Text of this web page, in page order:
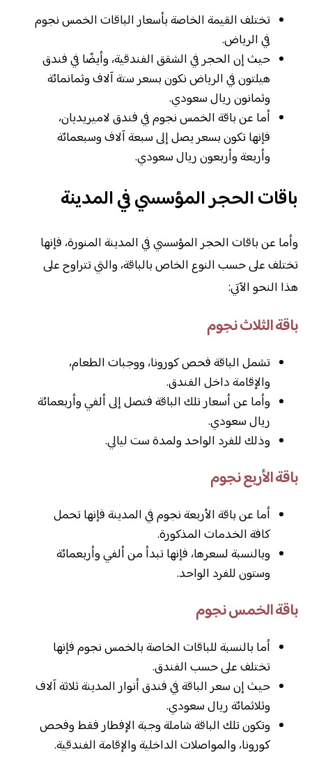
تختلف القيمة الخاصة بأسعار الباقات الخمس نجوم
في الرياض.
حيث إن الحجر في الشقق الفندقية، وأيضًا في فندق
هيلتون في الرياض نكون بسعر ستة آلاف وثمانمائة
وثمانون ريال سعودي.
أما عن باقة الخمس نجوم في فندق لاميريديان،
فإنها تكون بسعر يصل إلى سبعة آلاف وسبعمائة
وأربعة وأربعون ريال سعودي.
باقات الحجر المؤسسي في المدينة
وأما عن باقات الحجر المؤسسي في المدينة المنورة، فإنها
تختلف على حسب النوع الخاص بالباقة، والتي تتراوح على
هذا النحو الآتي:
باقة الثلاث نجوم
تشمل الباقة فحص كورونا، ووجبات الطعام،
والإقامة داخل الفندق.
وأما عن أسعار تلك الباقة فتصل إلى ألفي وأربعمائة
ريال سعودي.
وذلك للفرد الواحد ولمدة ست ليالي.
باقة الأربع نجوم
أما عن باقة الأربعة نجوم في المدينة فإنها تحمل
كافة الخدمات المذكورة.
وبالنسبة لسعرها، فإنها تبدأ من ألفي وأربعمائة
وستون للفرد الواحد.
باقة الخمس نجوم
أما بالنسبة للباقات الخاصة بالخمس نجوم فإنها
تختلف على حسب الفندق.
حيث إن سعر الباقة في فندق أنوار المدينة ثلاثة آلاف
وثلاثمائة ريال سعودي.
وتكون تلك الباقة شاملة وجبة الإفطار فقط وفحص
كورونا، والمواصلات الداخلية والإقامة الفندقية.